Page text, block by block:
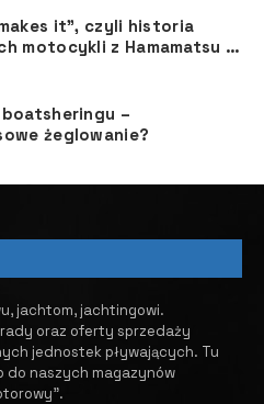
it”, czyli historia
motocykli z Hamamatsu w
–
żeglowanie?
jachtom, jachtingowi.
oraz oferty sprzedaży
jednostek pływających. ​ Tu
do naszych magazynów